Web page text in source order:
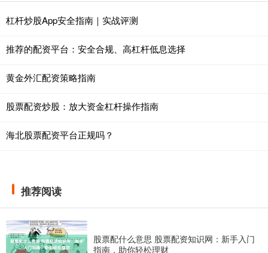
杠杆炒股App安全指南｜实战评测
推荐的配资平台：安全合规、高杠杆低息选择
黄金外汇配资策略指南
股票配资炒股：放大资金杠杆操作指南
海北股票配资平台正规吗？
推荐阅读
股票配什么意思 股票配资知识网：新手入门
指南，助你轻松理财